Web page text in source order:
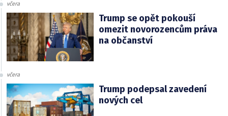
včera
Trump se opět pokouší
omezit novorozencům práva
na občanství
včera
Trump podepsal zavedení
nových cel